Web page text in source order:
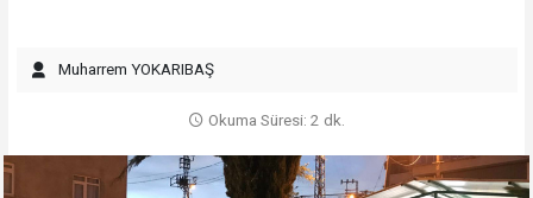
Muharrem YOKARIBAŞ
Okuma Süresi: 2 dk.